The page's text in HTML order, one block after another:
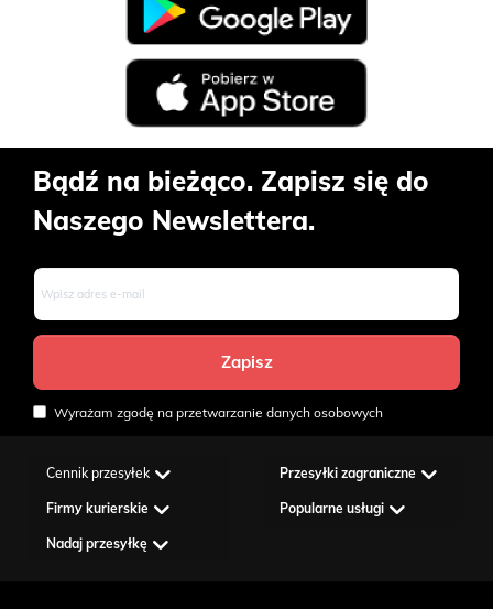
Bądź na bieżąco. Zapisz się do
Naszego Newslettera.
Wyrażam zgodę na przetwarzanie danych osobowych
Cennik przesyłek Przesyłki zagraniczne
Firmy kurierskie Popularne usługi
Nadaj przesyłkę